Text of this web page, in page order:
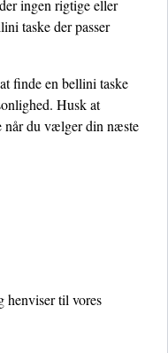
ingen rigtige eller
taske der passer
finde en bellini taske
Husk at
når du vælger din næste
henviser til vores